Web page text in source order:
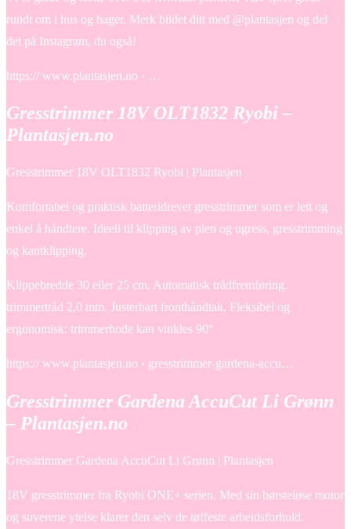
rundt om i hus og hager. Merk bildet ditt med @plantasjen og del
det på Instagram, du også!
https:// www.plantasjen.no › …
Gresstrimmer 18V OLT1832 Ryobi –
Plantasjen.no
Gresstrimmer 18V OLT1832 Ryobi | Plantasjen
Komfortabel og praktisk batteridrevet gresstrimmer som er lett og
enkel å håndtere. Ideell til klipping av plen og ugress, gresstrimming
og kantklipping.
Klippebredde 30 eller 25 cm. Automatisk trådfremføring.
trimmertråd 2,0 mm. Justerbart fronthåndtak. Fleksibel og
ergonomisk: trimmerhode kan vinkles 90°
https:// www.plantasjen.no › gresstrimmer-gardena-accu…
Gresstrimmer Gardena AccuCut Li Grønn
– Plantasjen.no
Gresstrimmer Gardena AccuCut Li Grønn | Plantasjen
18V gresstrimmer fra Ryobi ONE+ serien. Med sin børsteløse motor
og suverene ytelse klarer den selv de tøffeste arbeidsforhold.